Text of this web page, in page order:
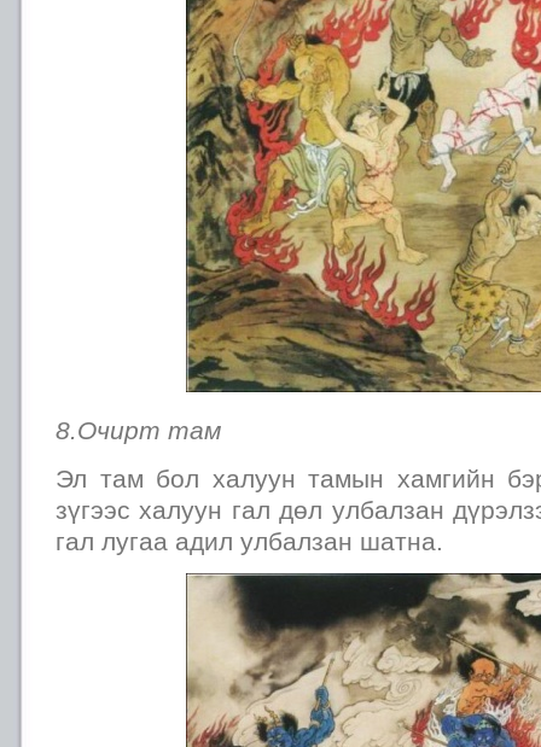
8.Очирт там
Эл там бол халуун тамын хамгийн
зүгээс халуун гал дөл улбалзан
гал лугаа адил улбалзан шатна.